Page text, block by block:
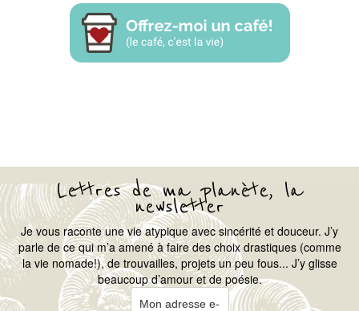
Lettres de ma planète, la
newsletter
Je vous raconte une vie atypique avec sincérité et douceur. J’y
parle de ce qui m’a amené à faire des choix drastiques (comme
la vie nomade!), de trouvailles, projets un peu fous... J’y glisse
beaucoup d’amour et de poésie.